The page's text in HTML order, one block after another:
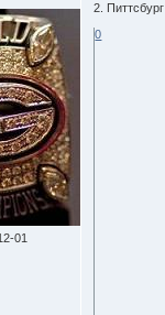
01
2. Питтсбург
0